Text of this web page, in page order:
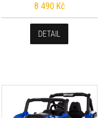
8 490 Kč
DETAIL